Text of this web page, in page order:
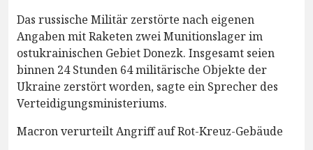
Das russische Militär zerstörte nach eigenen
Angaben mit Raketen zwei Munitionslager im
ostukrainischen Gebiet Donezk. Insgesamt seien
binnen 24 Stunden 64 militärische Objekte der
Ukraine zerstört worden, sagte ein Sprecher des
Verteidigungsministeriums.
Macron verurteilt Angriff auf Rot-Kreuz-Gebäude